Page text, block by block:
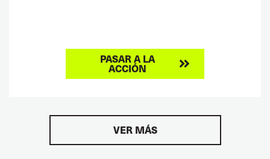
PASAR A LA
ACCIÓN
VER MÁS